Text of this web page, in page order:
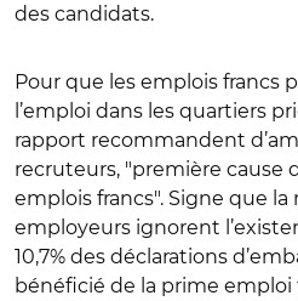
des candidats.
Pour que les emplois francs
l’emploi dans les quartiers
rapport recommandent
recruteurs, "première cause
emplois francs". Signe que la
employeurs ignorent
10,7% des déclarations
bénéficié de la prime emploi